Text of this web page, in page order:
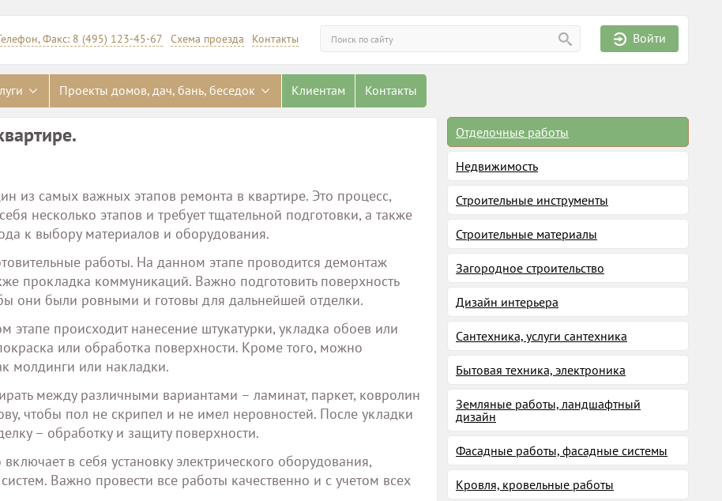
Войти
Искать
Факс: 8 (495) 123-45-67 Схема проезда Контакты
Проекты домов, дач, бань, беседок Клиентам Контакты
из самых важных этапов ремонта в квартире. Это процесс,
несколько этапов и требует тщательной подготовки, а также
к выбору материалов и оборудования.
работы. На данном этапе проводится демонтаж
прокладка коммуникаций. Важно подготовить поверхность
они были ровными и готовы для дальнейшей отделки.
этапе происходит нанесение штукатурки, укладка обоев или
или обработка поверхности. Кроме того, можно
молдинги или накладки.
между различными вариантами – ламинат, паркет, ковролин
чтобы пол не скрипел и не имел неровностей. После укладки
– обработку и защиту поверхности.
в себя установку электрического оборудования,
Важно провести все работы качественно и с учетом всех
Отделочные работы
Недвижимость
Строительные инструменты
Строительные материалы
Загородное строительство
Дизайн интерьера
Сантехника, услуги сантехника
Бытовая техника, электроника
Земляные работы, ландшафтный
дизайн
Фасадные работы, фасадные системы
Кровля, кровельные работы